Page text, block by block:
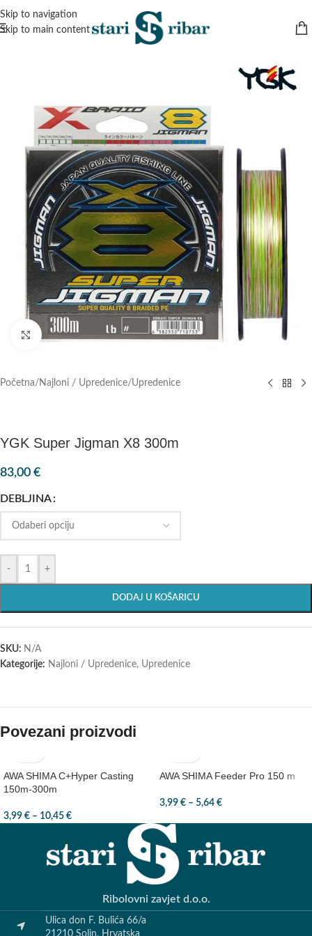
Skip to navigation
Skip to main content
Klik za povećanje
Početna/ Najloni / Upredenice/Upredenice
YGK Super Jigman X8 300m
83,00 €
DEBLJINA
- +
DODAJ U KOŠARICU
SKU: N/A
Kategorije: Najloni / Upredenice, Upredenice
Povezani proizvodi
AWA SHIMA C+Hyper Casting
150m-300m
3,99 € – 10,45 €
AWA SHIMA Feeder Pro 150 m
3,99 € – 5,64 €
Ribolovni zavjet d.o.o.
Ulica don F. Bulića 66/a
21210 Solin, Hrvatska